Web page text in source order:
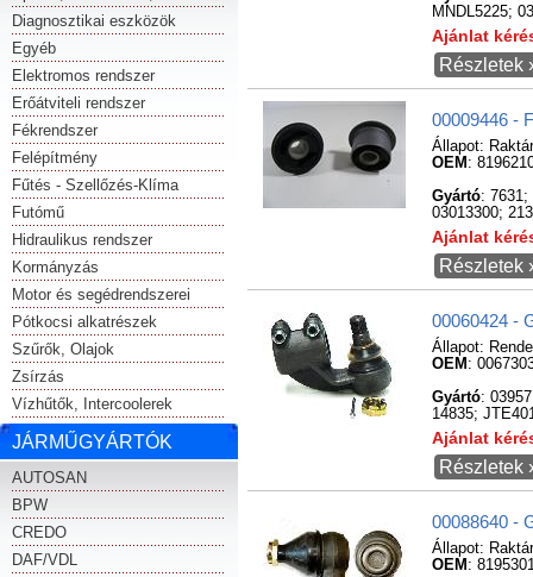
Diagnosztikai eszközök
Egyéb
Elektromos rendszer
Erőátviteli rendszer
Fékrendszer
Felépítmény
Fűtés - Szellőzés-Klíma
Futómű
Hidraulikus rendszer
Kormányzás
Motor és segédrendszerei
Pótkocsi alkatrészek
Szűrők, Olajok
Zsírzás
Vízhűtők, Intercoolerek
JÁRMŰGYÁRTÓK
AUTOSAN
BPW
CREDO
DAF/VDL
MNDL5225;
Ajánlat
Részletek
00009446 -
Állapot:
OEM :
Gyártó: 7631;
03013300;
Ajánlat
Részletek
00060424 -
Állapot:
OEM :
Gyártó:
14835;
Ajánlat
Részletek
00088640 -
Állapot:
OEM :